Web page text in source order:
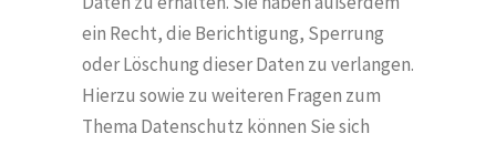
ein Recht, die Berichtigung, Sperrung
oder Löschung dieser Daten zu verlangen.
Hierzu sowie zu weiteren Fragen zum
Thema Datenschutz können Sie sich